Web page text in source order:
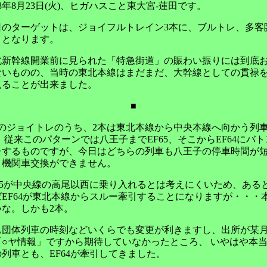
年8月23日(火)、ヒガハスこと東大宮-蓮田です。
ターゲットは、ジョイフルトレイン3本に、ブルトレ、多客
なります。
幹線開業前に見られた「特急街道」の賑わい振りには到底
ものの、当時の東北本線はまだまだ、大幹線としての貫禄
ことが出来ました。
■
ジョイトレのうち、2本は東北本線から中央本線へ向かう列
従来このパターンでは八王子までEF65、そこからEF64にバ
るものですが、今日はどちらの列車も八王子の停車時間が
関車交換ができません。
が中央線の高尾以西に乗り入れるとは考えにくいため、ある
が東北本線からスルー牽引することになりますが・・・
。しかも2本。
体列車の時刻などいくらでも変更が利きますし、出所が某
ヤ情報」ですから期待していなかったところ、 いやはや本
車とも、EF64が牽引してきました。